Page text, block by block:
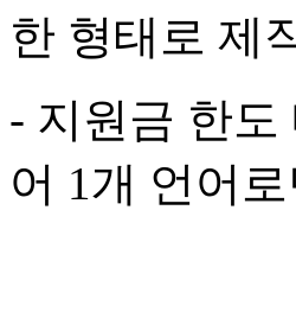
한 형태로 제
- 지원금 한
어 1개 언어